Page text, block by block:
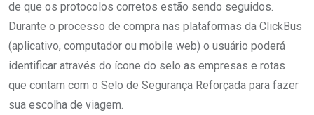
de que os protocolos corretos estão sendo seguidos.
Durante o processo de compra nas plataformas da ClickBus
(aplicativo, computador ou mobile web) o usuário poderá
identificar através do ícone do selo as empresas e rotas
que contam com o Selo de Segurança Reforçada para fazer
sua escolha de viagem.